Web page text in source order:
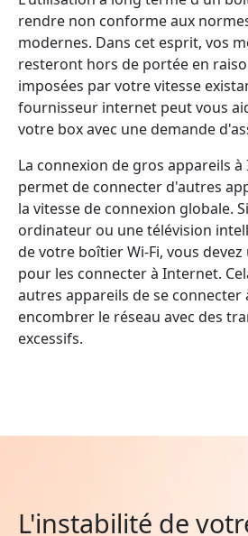
rendre non conforme aux
modernes. Dans cet esprit, vos
resteront hors de portée en
imposées par votre vitesse
fournisseur internet peut vous
votre box avec une demande
La connexion de gros appareils
permet de connecter d'autres
la vitesse de connexion globale.
ordinateur ou une télévision
de votre boîtier Wi-Fi, vous
pour les connecter à Internet.
autres appareils de se connecter
encombrer le réseau avec des
excessifs.
L'instabilité de